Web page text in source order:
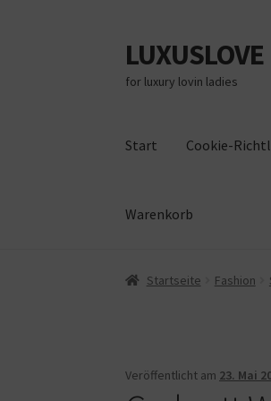
Zur
Navigation
springen
Zum
Inhalt
springen
LUXUSLOVE
for luxury lovin ladies
Start Cookie-
Warenkorb
Start Cookie-Richtlinie
Startseite Fashion
Veröffentlicht am 23. Mai